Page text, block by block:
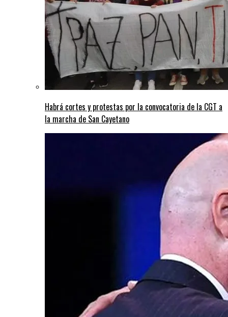
Habrá cortes y protestas por la convocatoria de la CGT a
la marcha de San Cayetano